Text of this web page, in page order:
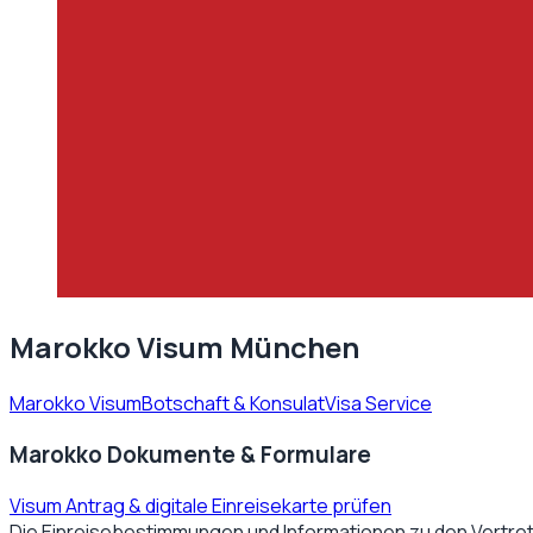
Marokko Visum München
Marokko VisumBotschaft & KonsulatVisa Service
Marokko Dokumente & Formulare
Visum Antrag & digitale Einreisekarte prüfen